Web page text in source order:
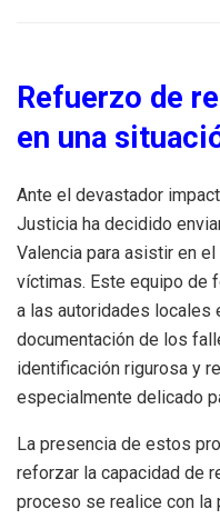
Refuerzo de
en una
Ante el devastador
Justicia ha decidido
Valencia para asistir en
víctimas. Este equipo de
a las autoridades locales
documentación de los
identificación rigurosa y
especialmente delicado
La presencia de estos
reforzar la capacidad de
proceso se realice con